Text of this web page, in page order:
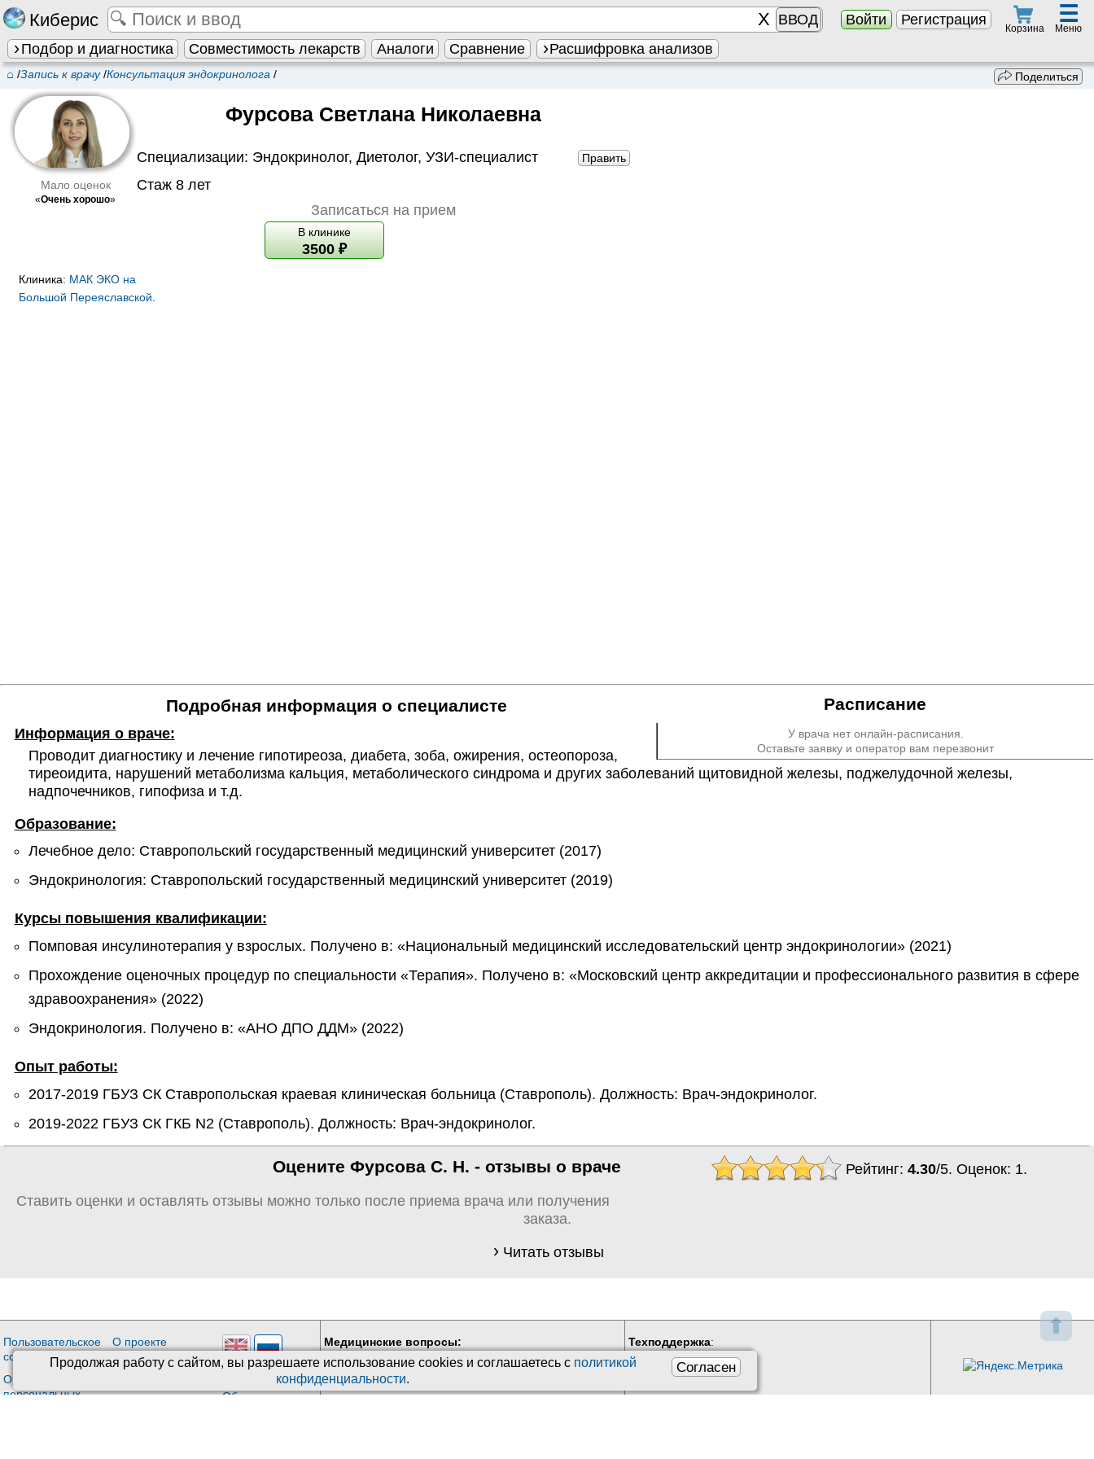
⬆
Киберис ВВОД Войти Регистрация
Корзина
☰
Меню
Подбор и диагностика Совместимость лекарств Аналоги Сравнение Расшифровка анализов
Согласен
Продолжая работу с сайтом, вы разрешаете использование сookies и соглашаетесь с политикой
конфиденциальности.
⌂ /Запись к врачу/Консультация эндокринолога/ Поделиться
Мало оценок
«Очень хорошо»
Фурсова Светлана Николаевна
Специализации: Эндокринолог, Диетолог, УЗИ-специалист Править
Стаж 8 лет
Записаться на прием
В клинике
3500 ₽
Клиника: МАК ЭКО на
Большой Переяславской
Расписание
У врача нет онлайн-расписания.
Оставьте заявку и оператор вам перезвонит
Подробная информация о специалисте
Информация о враче:
Проводит диагностику и лечение гипотиреоза, диабета, зоба, ожирения, остеопороза,
тиреоидита, нарушений метаболизма кальция, метаболического синдрома и других заболеваний щитовидной железы, поджелудочной железы,
надпочечников, гипофиза и т.д.
Образование:
Лечебное дело: Ставропольский государственный медицинский университет (2017)
Эндокринология: Ставропольский государственный медицинский университет (2019)
Курсы повышения квалификации:
Помповая инсулинотерапия у взрослых. Получено в: «Национальный медицинский исследовательский центр эндокринологии» (2021)
Прохождение оценочных процедур по специальности «Терапия». Получено в: «Московский центр аккредитации и профессионального развития в сфере
здравоохранения» (2022)
Эндокринология. Получено в: «АНО ДПО ДДМ» (2022)
Опыт работы:
2017-2019 ГБУЗ СК Ставропольская краевая клиническая больница (Ставрополь). Должность: Врач-эндокринолог.
2019-2022 ГБУЗ СК ГКБ N2 (Ставрополь). Должность: Врач-эндокринолог.
Рейтинг: 4.30/5. Оценок: 1.
Оцените Фурсова С. Н. - отзывы о враче
Ставить оценки и оставлять отзывы можно только после приема врача или получения
заказа.
Читать отзывы
Пользовательское
соглашение
Обработка
персональных
О проекте
Киберис
Версия: 4.9
Обновления
Медицинские вопросы:
Врачебные консультации
Техподдержка:
Обратная связь
kiberis@mail.ru